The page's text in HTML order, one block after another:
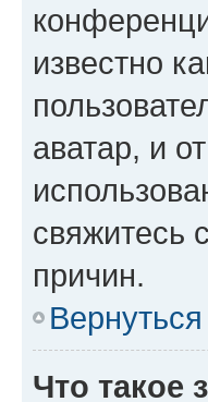
известно
аватар, и
свяжитесь
причин.
Что такое